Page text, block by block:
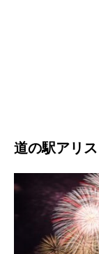
道の駅アリ